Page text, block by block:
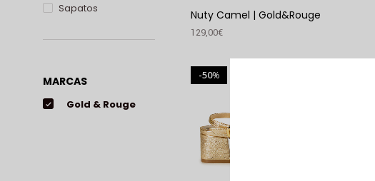
Sapatos
MARCAS
Gold & Rouge
Nuty Camel | Gold&Rouge
129,00€
VER PRODUTO
%
50